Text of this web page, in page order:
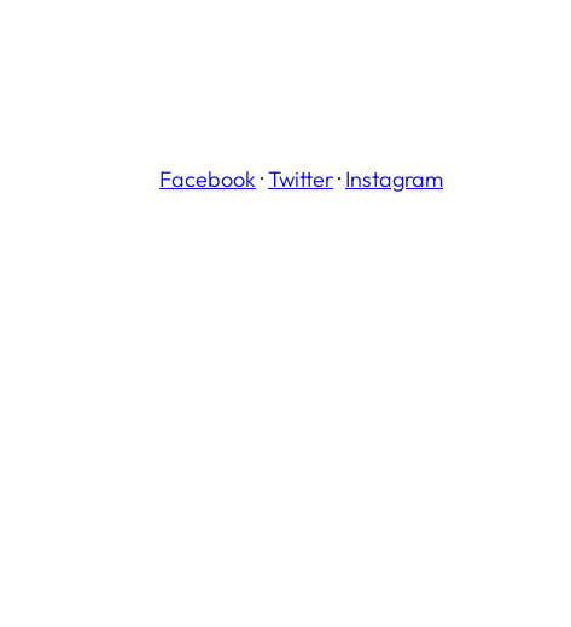
Facebook ·Twitter· Instagram